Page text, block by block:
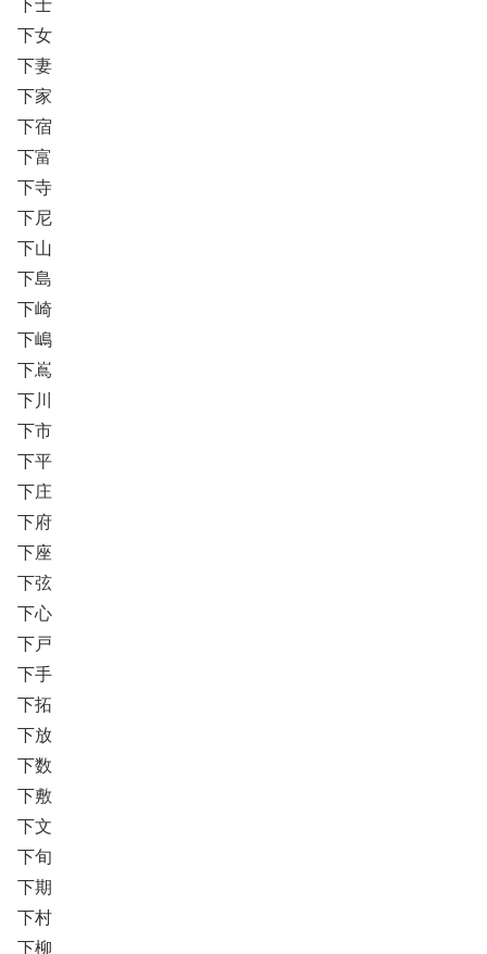
下士
下女
下妻
下家
下宿
下富
下寺
下尼
下山
下島
下崎
下嶋
下嶌
下川
下市
下平
下庄
下府
下座
下弦
下心
下戸
下手
下拓
下放
下数
下敷
下文
下旬
下期
下村
下柳